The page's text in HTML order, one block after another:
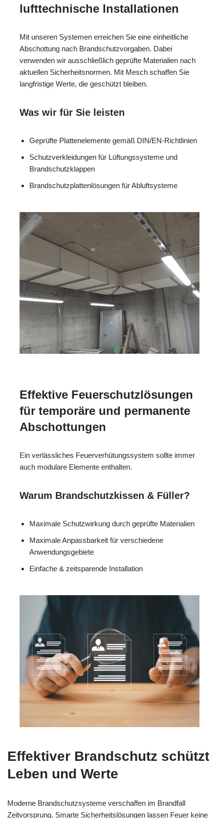
lufttechnische Installationen
Mit unseren Systemen erreichen Sie eine einheitliche
Abschottung nach Brandschutzvorgaben. Dabei
verwenden wir ausschließlich geprüfte Materialien nach
aktuellen Sicherheitsnormen. Mit Mesch schaffen Sie
langfristige Werte, die geschützt bleiben.
Was wir für Sie leisten
Geprüfte Plattenelemente gemäß DIN/EN-Richtlinien
Schutzverkleidungen für Lüftungssysteme und
Brandschutzklappen
Brandschutzplattenlösungen für Abluftsysteme
Effektive Feuerschutzlösungen
für temporäre und permanente
Abschottungen
Ein verlässliches Feuerverhütungssystem sollte immer
auch modulare Elemente enthalten.
Warum Brandschutzkissen & Füller?
Maximale Schutzwirkung durch geprüfte Materialien
Maximale Anpassbarkeit für verschiedene
Anwendungsgebiete
Einfache & zeitsparende Installation
Effektiver Brandschutz schützt
Leben und Werte
Moderne Brandschutzsysteme verschaffen im Brandfall
Zeitvorsprung. Smarte Sicherheitslösungen lassen Feuer keine